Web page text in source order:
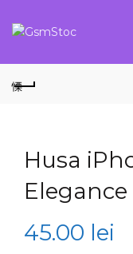
Husa
Elegance
45.00 lei